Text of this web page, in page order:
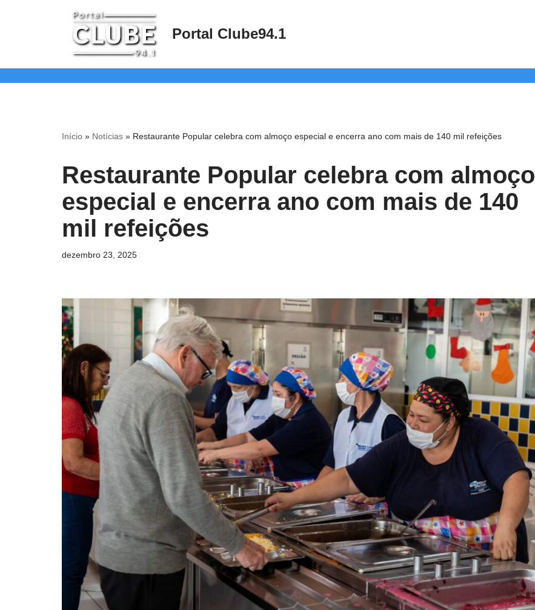
o
conteúdo
Portal Clube94.1
Início » Notícias » Restaurante Popular celebra com almoço especial e encerra ano com mais de 140 mil refeições
Restaurante Popular celebra com almoço
especial e encerra ano com mais de 140
mil refeições
dezembro 23, 2025